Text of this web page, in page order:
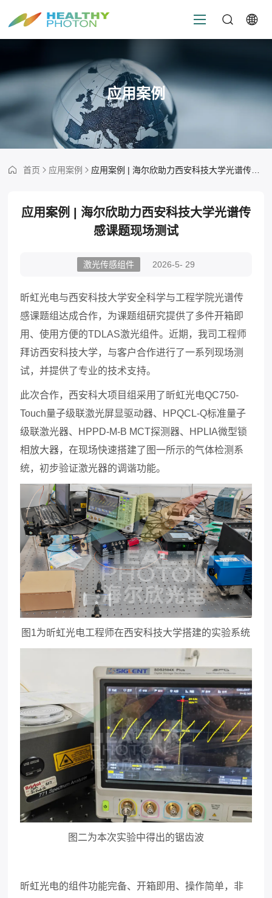
应用案例
首页 应用案例 应用案例 | 海尔欣助力西安科技大学光谱传感课题现场测试
应用案例 | 海尔欣助力西安科技大学光谱传
感课题现场测试
激光传感组件 2026-5- 29
昕虹光电与西安科技大学安全科学与工程学院光谱传
感课题组达成合作，为课题组研究提供了多件开箱即
用、使用方便的TDLAS激光组件。近期，我司工程师
拜访西安科技大学，与客户合作进行了一系列现场测
试，并提供了专业的技术支持。
此次合作，西安科大项目组采用了昕虹光电QC750-
Touch量子级联激光屏显驱动器、 HPQC L-Q标准量子
级联激光器、 HPPD-M-B MCT探测器、 HPLIA微型锁
相放大器，在现场快速搭建了图一所示的气体检测系
统，初步验证激光器的调谐功能。
图1为昕虹光电工程师在西安科技大学搭建的实验系统
图二为本次实验中得出的锯齿波
昕虹光电的组件功能完备、开箱即用、操作简单，非